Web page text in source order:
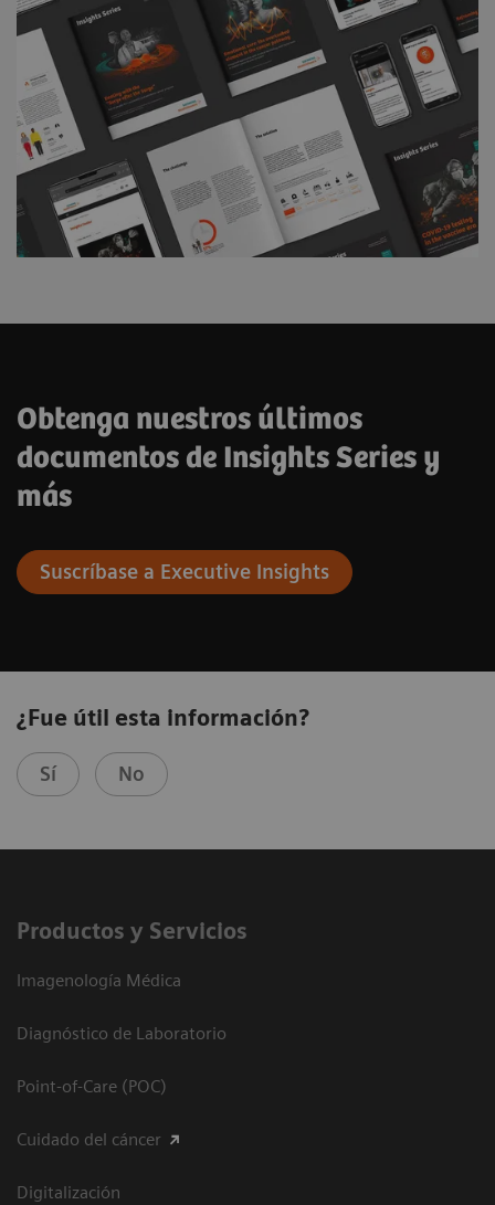
Obtenga nuestros últimos
documentos de Insights Series y
más
Suscríbase a Executive Insights​
¿Fue útil esta información?
Sí No
Productos y Servicios
Imagenología Médica
Diagnóstico de Laboratorio
Point-of-Care (POC)
Cuidado del cáncer
Digitalización